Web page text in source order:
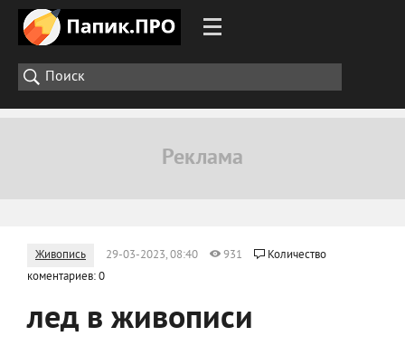
Живопись 29-03-2023, 08:40 931
Количество
коментариев: 0
лед в живописи